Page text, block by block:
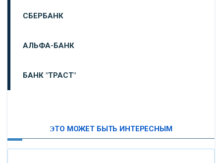
СБЕРБАНК
АЛЬФА-БАНК
БАНК "ТРАСТ"
ЭТО МОЖЕТ БЫТЬ ИНТЕРЕСНЫМ